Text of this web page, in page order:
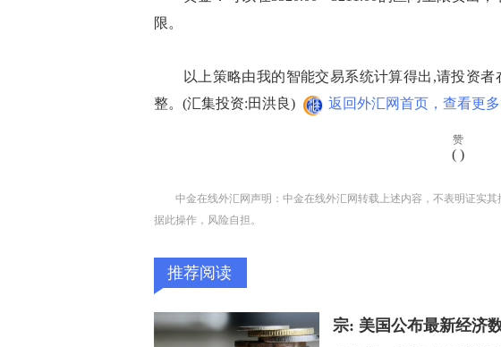
限。
以上策略由我的智能交易系统计算得出,请投资者
整。(汇集投资:田洪良)
返回外汇网首页，查看更
赞
( )
中金在线外汇网声明：中金在线外汇网转载上述内容，不表明证实
据此操作，风险自担。
推荐阅读
宗: 美国公布最新经济